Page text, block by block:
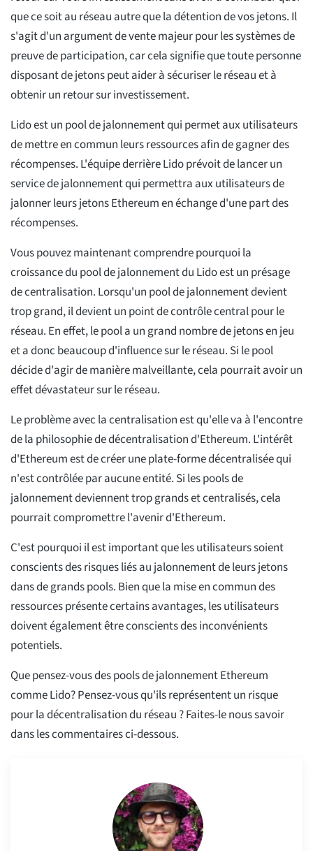
que ce soit au réseau autre que la détention de vos jetons. Il
s'agit d'un argument de vente majeur pour les systèmes de
preuve de participation, car cela signifie que toute personne
disposant de jetons peut aider à sécuriser le réseau et à
obtenir un retour sur investissement.
Lido est un pool de jalonnement qui permet aux utilisateurs
de mettre en commun leurs ressources afin de gagner des
récompenses. L'équipe derrière Lido prévoit de lancer un
service de jalonnement qui permettra aux utilisateurs de
jalonner leurs jetons Ethereum en échange d'une part des
récompenses.
Vous pouvez maintenant comprendre pourquoi la
croissance du pool de jalonnement du Lido est un présage
de centralisation. Lorsqu'un pool de jalonnement devient
trop grand, il devient un point de contrôle central pour le
réseau. En effet, le pool a un grand nombre de jetons en jeu
et a donc beaucoup d'influence sur le réseau. Si le pool
décide d'agir de manière malveillante, cela pourrait avoir un
effet dévastateur sur le réseau.
Le problème avec la centralisation est qu'elle va à l'encontre
de la philosophie de décentralisation d'Ethereum. L'intérêt
d'Ethereum est de créer une plate-forme décentralisée qui
n'est contrôlée par aucune entité. Si les pools de
jalonnement deviennent trop grands et centralisés, cela
pourrait compromettre l'avenir d'Ethereum.
C'est pourquoi il est important que les utilisateurs soient
conscients des risques liés au jalonnement de leurs jetons
dans de grands pools. Bien que la mise en commun des
ressources présente certains avantages, les utilisateurs
doivent également être conscients des inconvénients
potentiels.
Que pensez-vous des pools de jalonnement Ethereum
comme Lido? Pensez-vous qu'ils représentent un risque
pour la décentralisation du réseau ? Faites-le nous savoir
dans les commentaires ci-dessous.